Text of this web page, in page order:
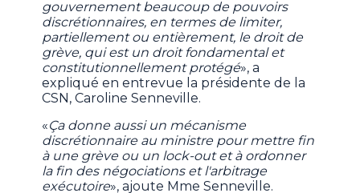
gouvernement beaucoup de pouvoirs
discrétionnaires, en termes de limiter,
partiellement ou entièrement, le droit de
grève, qui est un droit fondamental et
constitutionnellement protégé», a
expliqué en entrevue la présidente de la
CSN, Caroline Senneville.
«Ça donne aussi un mécanisme
discrétionnaire au ministre pour mettre fin
à une grève ou un lock-out et à ordonner
la fin des négociations et l'arbitrage
exécutoire», ajoute Mme Senneville.